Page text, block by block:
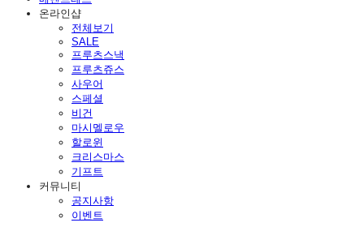
온라인샵
전체보기
SALE
프루츠스낵
프루츠쥬스
사우어
스페셜
비건
마시멜로우
할로윈
크리스마스
기프트
커뮤니티
공지사항
이벤트